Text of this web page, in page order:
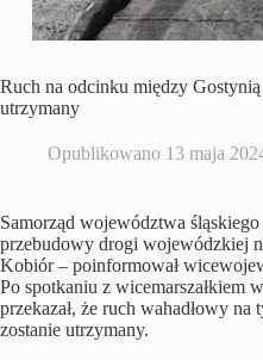
Ruch na odcinku między
utrzymany
Opublikowano 13 maja
Samorząd województwa
przebudowy drogi wojewódzkiej
Kobiór – poinformował
Po spotkaniu z wicemarszałkiem
przekazał, że ruch wahadłowy
zostanie utrzymany.